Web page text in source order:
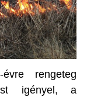
rengeteg
igényel, a